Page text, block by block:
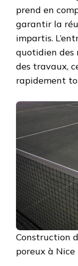
prend en
garantir la
impartis.
quotidien des
des travaux,
rapidement
Construction
poreux à Nice